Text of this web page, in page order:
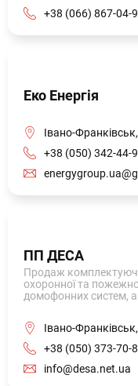
+38 (066) 867-04-
Еко Енергія
Івано-
+38 (050) 342-44-
ПП ДЕСА
Продаж
охоронної та
домофонних систем,
+38 (050) 373-70-
info@desa.net.ua